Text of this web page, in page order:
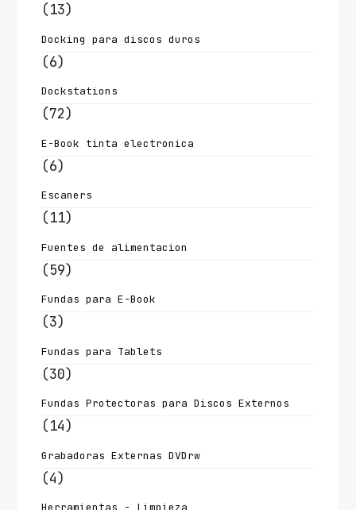
(13)
Docking para discos duros
(6)
Dockstations
(72)
E-Book tinta electronica
(6)
Escaners
(11)
Fuentes de alimentacion
(59)
Fundas para E-Book
(3)
Fundas para Tablets
(30)
Fundas Protectoras para Discos Externos
(14)
Grabadoras Externas DVDrw
(4)